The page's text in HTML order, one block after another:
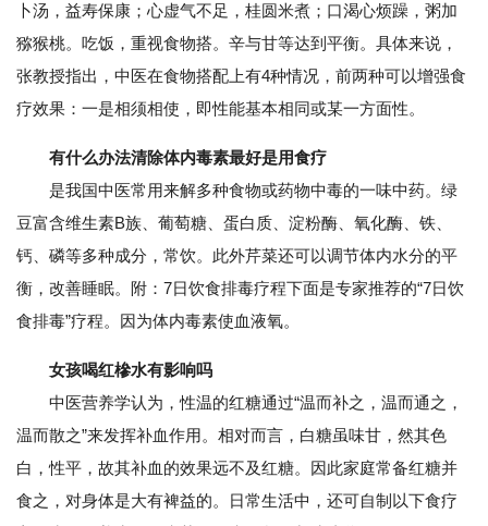
卜汤，益寿保康；心虚气不足，桂圆米煮；口渴心烦躁，粥加
猕猴桃。吃饭，重视食物搭。辛与甘等达到平衡。具体来说，
张教授指出，中医在食物搭配上有4种情况，前两种可以增强食
疗效果：一是相须相使，即性能基本相同或某一方面性。
有什么办法清除体内毒素最好是用食疗
是我国中医常用来解多种食物或药物中毒的一味中药。绿
豆富含维生素B族、葡萄糖、蛋白质、淀粉酶、氧化酶、铁、
钙、磷等多种成分，常饮。此外芹菜还可以调节体内水分的平
衡，改善睡眠。附：7日饮食排毒疗程下面是专家推荐的“7日饮
食排毒”疗程。因为体内毒素使血液氧。
女孩喝红槮水有影响吗
中医营养学认为，性温的红糖通过“温而补之，温而通之，
温而散之”来发挥补血作用。相对而言，白糖虽味甘，然其色
白，性平，故其补血的效果远不及红糖。因此家庭常备红糖并
食之，对身体是大有裨益的。日常生活中，还可自制以下食疗